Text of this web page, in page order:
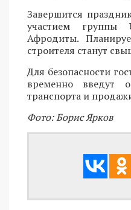
Завершится
участием группы
Афродиты.
строителя станут
Для безопасности
временно введут
транспорта и
Фото: Борис Ярков